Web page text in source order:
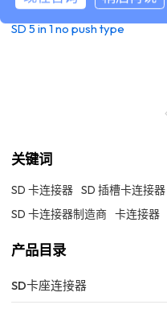
SD 5 in 1 no push type
关键词
SD 卡连接器 SD 插槽卡连接器
SD 卡连接器制造商 卡连接器
产品目录
SD卡座连接器